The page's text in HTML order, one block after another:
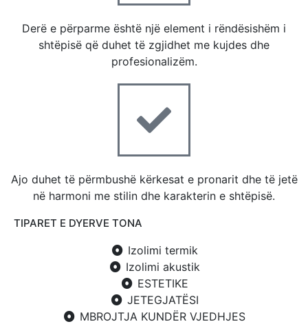
Derë e përparme është një element i rëndësishëm i
shtëpisë që duhet të zgjidhet me kujdes dhe
profesionalizëm.
Ajo duhet të përmbushë kërkesat e pronarit dhe të jetë
në harmoni me stilin dhe karakterin e shtëpisë.
TIPARET E DYERVE TONA
Izolimi termik
Izolimi akustik
ESTETIKE
JETEGJATËSI​
MBROJTJA KUNDËR VJEDHJES​